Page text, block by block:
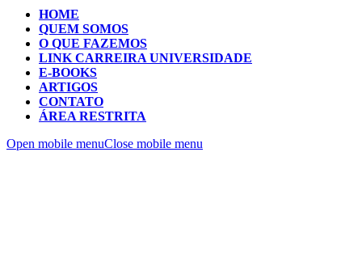
HOME
QUEM SOMOS
O QUE FAZEMOS
LINK CARREIRA UNIVERSIDADE
E-BOOKS
ARTIGOS
CONTATO
ÁREA RESTRITA
Open mobile menuClose mobile menu